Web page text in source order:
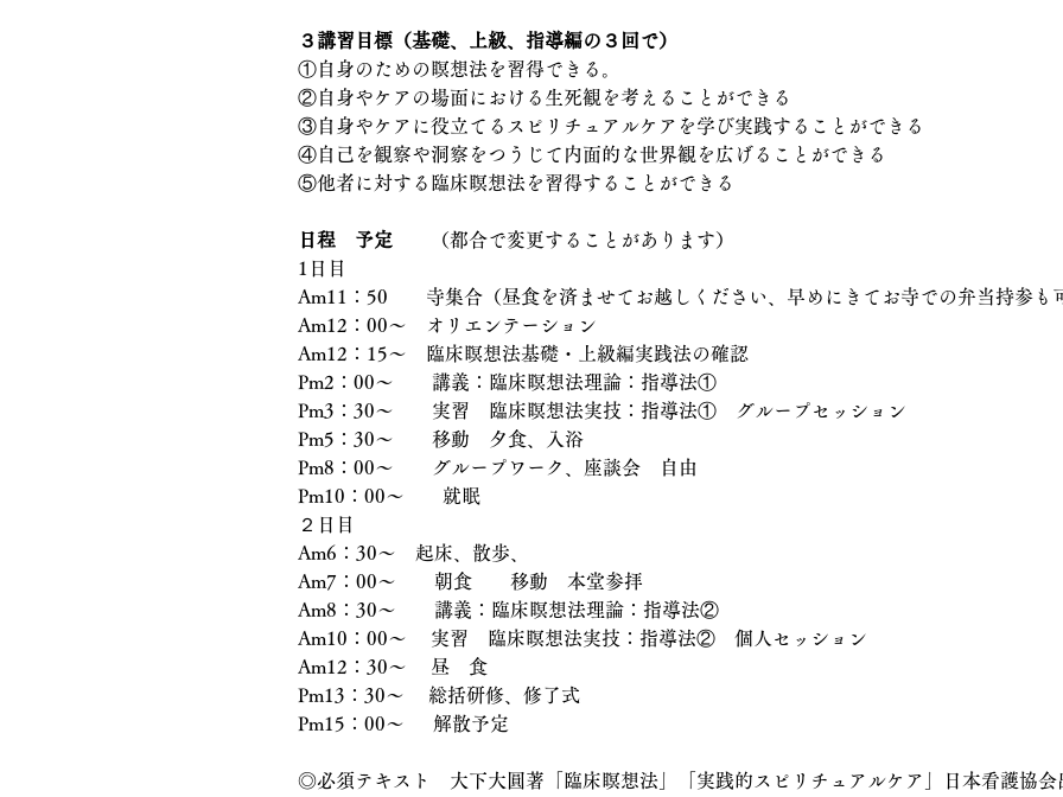
３講習目標（基礎、上級、指導編の３回で）
①自身のための瞑想法を習得できる。
②自身やケアの場面における生死観を考えることができる
③自身やケアに役立てるスピリチュアルケアを学び実践することができる
④自己を観察や洞察をつうじて内面的な世界観を広げることができる
⑤他者に対する臨床瞑想法を習得することができる
日程　予定
（都合で変更することがあります）
1日目
Am11：50　　寺集合（昼食を済ませてお越しください、早めにきてお寺での弁当持参も
Am12：00〜　オリエンテーション
Am12：15〜　臨床瞑想法基礎・上級編実践法の確認
Pm2：00〜　　講義：臨床瞑想法理論：指導法①
Pm3：30〜　　実習　臨床瞑想法実技：指導法①　グループセッション
Pm5：30〜　　移動　夕食、入浴
Pm8：00〜　　グループワーク、座談会　自由
Pm10：00〜　　就眠
２日目
Am6：30〜　起床、散歩、
Am7：00～　　朝食　　移動　本堂参拝
Am8：30〜　　講義：臨床瞑想法理論：指導法②
Am10：00〜　 実習　臨床瞑想法実技：指導法②　個人セッション
Am12：30～　 昼　食
Pm13：30～　 総括研修、修了式
Pm15：00～　  解散予定
◎必須テキスト　大下大圓著「臨床瞑想法」「実践的スピリチュアルケア」日本看護協会